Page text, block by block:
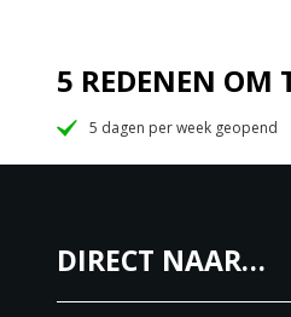
5 REDENEN OM
5 dagen per week geopend
DIRECT NAAR…